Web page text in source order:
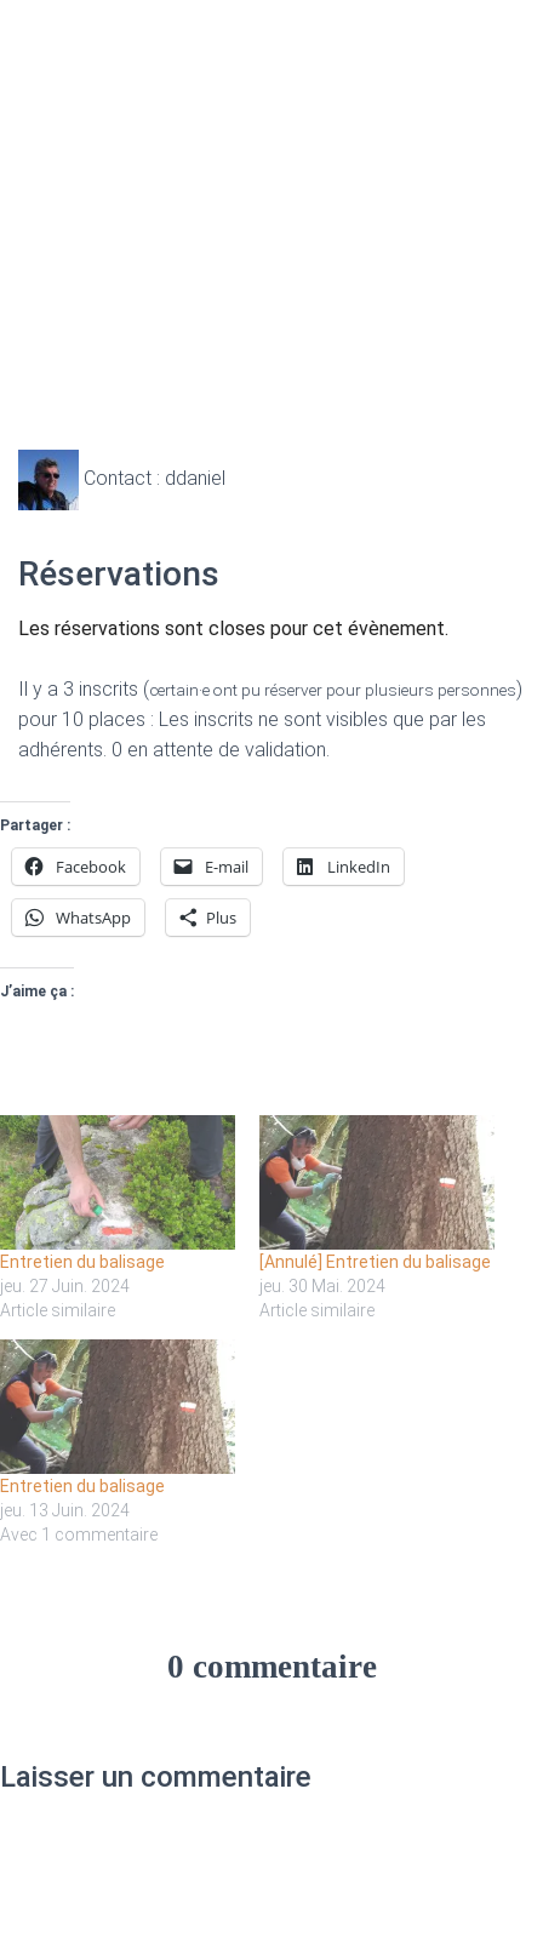
Contact : ddaniel
Réservations
Les réservations sont closes pour cet évènement.
Il y a 3 inscrits (certain·e ont pu réserver pour plusieurs personnes)
pour 10 places : Les inscrits ne sont visibles que par les
adhérents. 0 en attente de validation.
Partager :
Facebook E-mail LinkedIn
WhatsApp Plus
J’aime ça :
Entretien du balisage
jeu. 27 Juin. 2024
Article similaire
[Annulé] Entretien du balisage
jeu. 30 Mai. 2024
Article similaire
Entretien du balisage
jeu. 13 Juin. 2024
Avec 1 commentaire
0 commentaire
Laisser un commentaire